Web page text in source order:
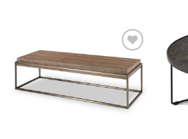
Додади во
желботека